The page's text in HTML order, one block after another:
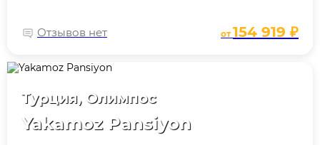
Отзывов нет от154 919 ₽
Турция, Олимпос
Yakamoz Pansiyon